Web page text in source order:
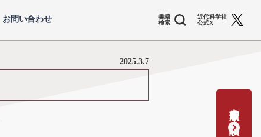
書籍
検索
お問い合わせ
近代科学社
公式X
2025.3.7
書籍出版の応募・相談